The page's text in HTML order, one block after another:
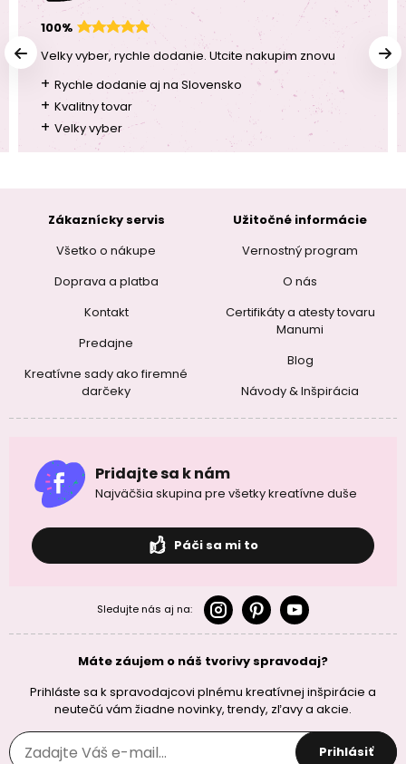
100%
Velky vyber, rychle dodanie. Utcite nakupim znovu
+ Rychle dodanie aj na Slovensko
+ Kvalitny tovar
+ Velky vyber
Zákaznícky servis
Všetko o nákupe
Doprava a platba
Kontakt
Predajne
Kreatívne sady ako firemné
darčeky
Užitočné informácie
Vernostný program
O nás
Certifikáty a atesty tovaru
Manumi
Blog
Návody & Inšpirácia
Pridajte sa k nám
Najväčšia skupina pre všetky kreatívne duše
Páči sa mi to
Sledujte nás aj na:
Máte záujem o náš tvorivy spravodaj?
Prihláste sa k spravodajcovi plnému kreatívnej inšpirácie a
neutečú vám žiadne novinky, trendy, zľavy a akcie.
Prihlásiť